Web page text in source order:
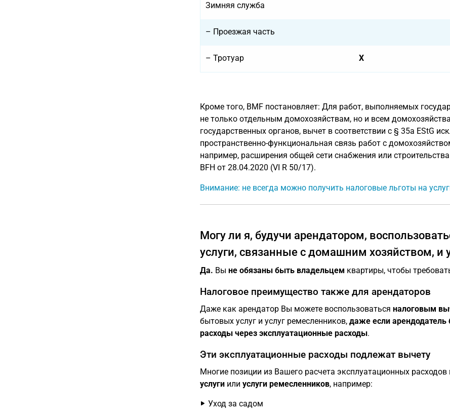
Зимняя служба
– Проезжая часть
– Тротуар X
Кроме того, BMF постановляет: Для работ, выполняемых
не только отдельным домохозяйствам, но и всем
государственных органов, вычет в соответствии с § 35a EStG
пространственно-функциональная связь работ с
например, расширения общей сети снабжения или
BFH от 28.04.2020 (VI R 50/17).
Внимание: не всегда можно получить налоговые льготы на
Могу ли я, будучи арендатором,
услуги, связанные с домашним хозяйством, и
Да. Вы не обязаны быть владельцем квартиры, чтобы
Налоговое преимущество также для арендаторов
Даже как арендатор Вы можете воспользоваться налоговым
бытовых услуг и услуг ремесленников, даже если арендодатель
расходы через эксплуатационные расходы.
Эти эксплуатационные расходы подлежат вычету
Многие позиции из Вашего расчета эксплуатационных
услугиили услуги ремесленников, например:
Уход за садом